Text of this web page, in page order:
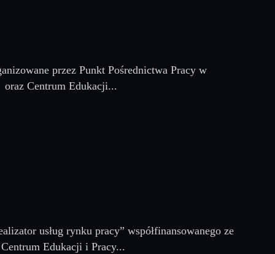
przez Punkt Pośrednictwa Pracy w
oraz Centrum Edukacji...
usług rynku pracy” współfinansowanego ze
Edukacji i Pracy...